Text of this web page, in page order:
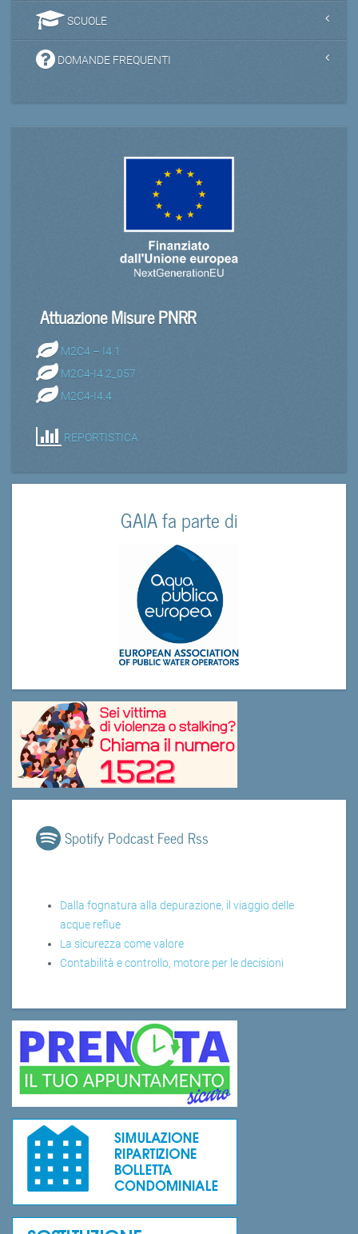
SCUOLE
DOMANDE FREQUENTI
Attuazione Misure PNRR
M2C4 – I4.1
M2C4-I4.2_057
M2C4-I4.4
REPORTISTICA
GAIA fa parte di
Spotify Podcast Feed Rss
Dalla fognatura alla depurazione, il viaggio delle
acque reflue
La sicurezza come valore
Contabilità e controllo, motore per le decisioni